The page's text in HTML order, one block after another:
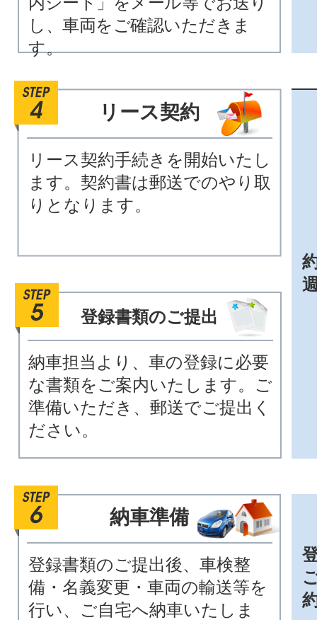
し、車両をご確認いただきま
す。
リース契約
リース契約手続きを開始いたし
ます。契約書は郵送でのやり取
りとなります。
登録書類のご提出
納車担当より、車の登録に必要
な書類をご案内いたします。ご
準備いただき、郵送でご提出く
ださい。
納車準備
登録書類のご提出後、車検整
備・名義変更・車両の輸送等を
行い、ご自宅へ納車いたしま